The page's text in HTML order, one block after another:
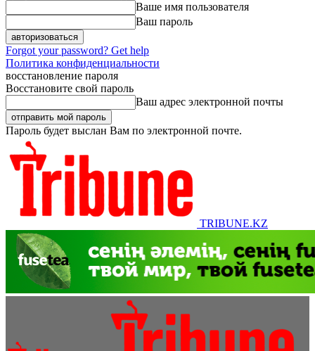
Ваше имя пользователя
Ваш пароль
Forgot your password? Get help
Политика конфиденциальности
восстановление пароля
Восстановите свой пароль
Ваш адрес электронной почты
Пароль будет выслан Вам по электронной почте.
TRIBUNE.KZ